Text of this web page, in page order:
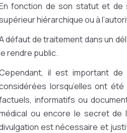
fonction de son statut et de
hiérarchique ou à
défaut de traitement dans un
rendre public.
il est important
lorsqu’elles ont
informatifs ou
ou encore le secret de
est nécessaire et